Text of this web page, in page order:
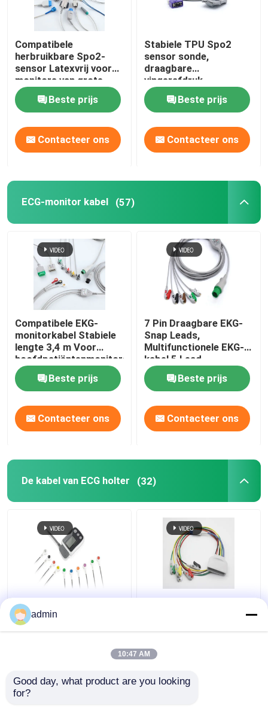
electrocardiogramkabel
Bijbehorende onderdelen van de EKG-machine
NIBP-Manchet
NIBP-luchtslang
Eenmalige IBP-omvormer
etCO2-sensor
Medische Temperatuursonde
Fetus Monitor Transducer
Medische Zuurstofsensor
Compatibele
herbruikbare Spo2-
sensor Latexvrij voor
monitors van grote
merken
Beste prijs
Contacteer ons
Stabiele TPU Spo2
sensor sonde,
draagbare
vingerafdruk
pulsoximeter
Beste prijs
Contacteer ons
ECG-monitor kabel (57)
Compatibele EKG-
monitorkabel Stabiele
lengte 3,4 m Voor
hoofdpatiëntenmonitors
Beste prijs
Contacteer ons
7 Pin Draagbare EKG-
Snap Leads,
Multifunctionele EKG-
kabel 5 Lead
Beste prijs
Contacteer ons
De kabel van ECG holter (32)
Borsam holter ecg-
kabel voor BS6930
BS6930-3 BS6930-12
8 Pin Praktisch Lood
admin
10:47 AM
Good day, what product are you looking
for?